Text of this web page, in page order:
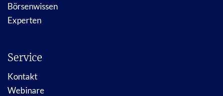
Börsenwissen
Experten
Service
Kontakt
Webinare